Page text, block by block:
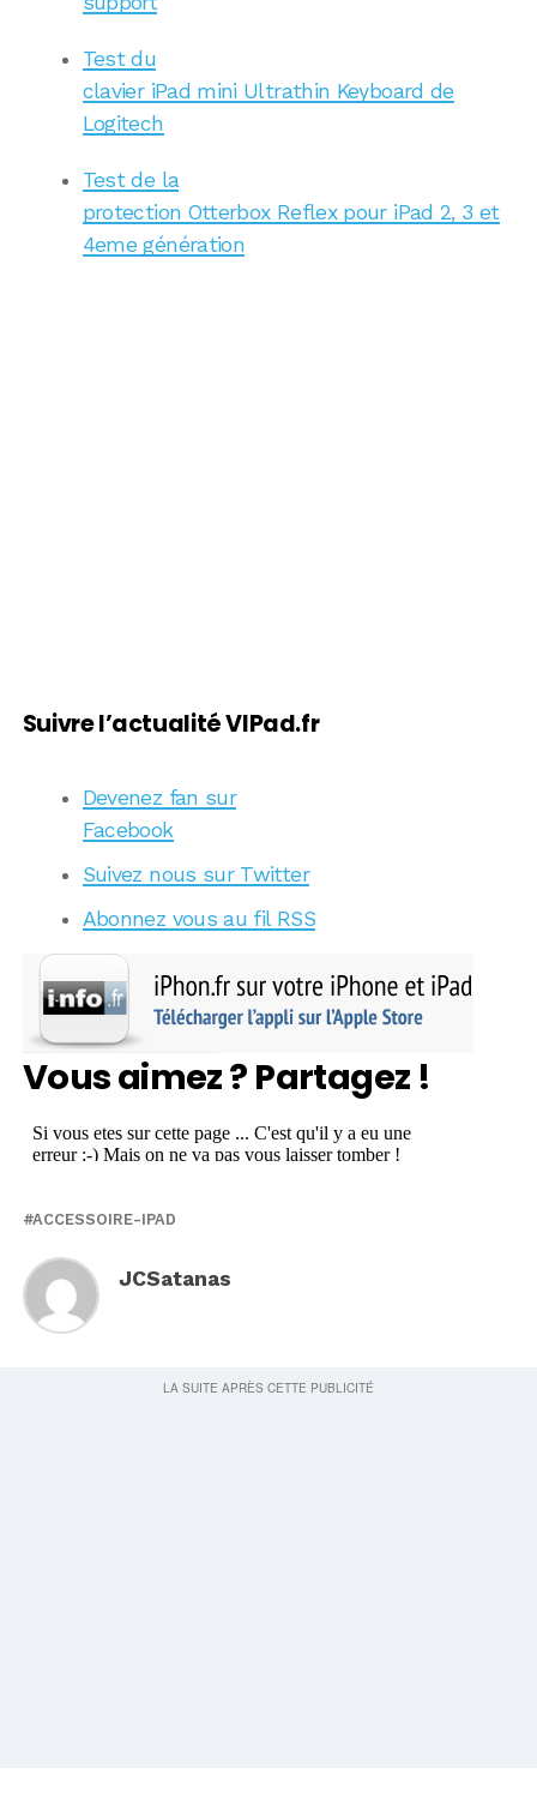
Test du
clavier iPad mini Ultrathin Keyboard de
Logitech
Test de la
protection Otterbox Reflex pour iPad 2, 3 et
4eme génération
Suivre l’actualité VIPad.fr
Devenez fan sur
Facebook
Suivez nous sur Twitter
Abonnez vous au fil RSS
Vous aimez ? Partagez !
ACCESSOIRE-IPAD
JCSatanas